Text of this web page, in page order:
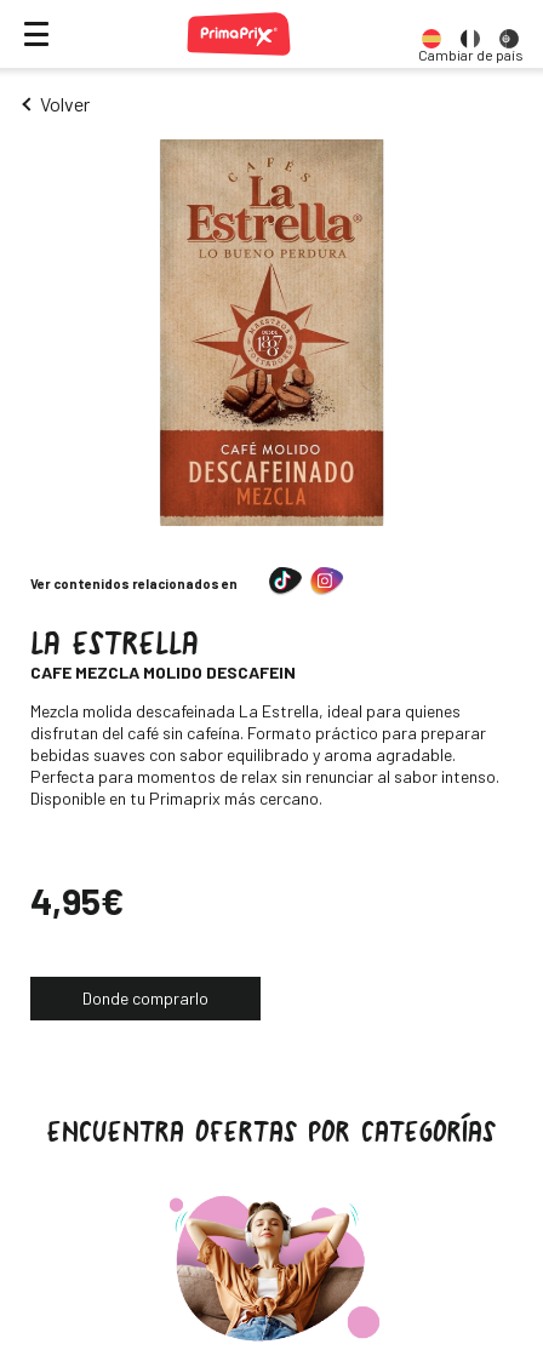
Cambiar de país
Volver
Ver contenidos relacionados en
LA ESTRELLA
CAFE MEZCLA MOLIDO DESCAFEIN
Descripción
Mezcla molida descafeinada La Estrella, ideal para quienes
disfrutan del café sin cafeína. Formato práctico para preparar
bebidas suaves con sabor equilibrado y aroma agradable.
Perfecta para momentos de relax sin renunciar al sabor intenso.
Disponible en tu Primaprix más cercano.
Precio
4,95€
Donde comprarlo
ENCUENTRA OFERTAS POR CATEGORÍAS